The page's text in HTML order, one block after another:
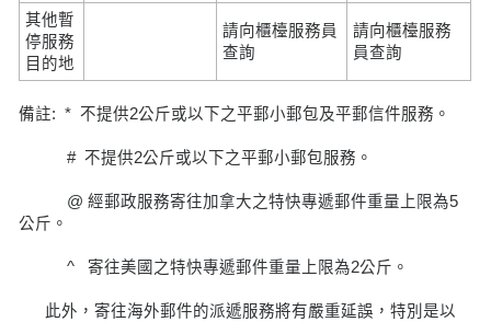
其他暫
停服務
目的地
請向櫃檯服務員
查詢
請向櫃檯服務
員查詢
備註: * 不提供2公斤或以下之平郵小郵包及平郵信件服務。
# 不提供2公斤或以下之平郵小郵包服務。
@ 經郵政服務寄往加拿大之特快專遞郵件重量上限為5
公斤。
^ 寄往美國之特快專遞郵件重量上限為2公斤。
此外，寄往海外郵件的派遞服務將有嚴重延誤，特別是以